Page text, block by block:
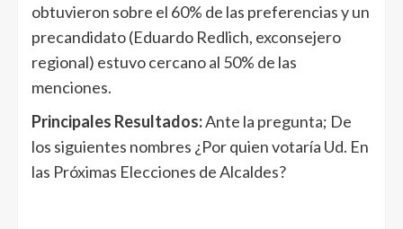
obtuvieron sobre el 60% de las preferencias y un
precandidato (Eduardo Redlich, exconsejero
regional) estuvo cercano al 50% de las
menciones.
Principales Resultados:Ante la pregunta; De
los siguientes nombres ¿Por quien votaría Ud. En
las Próximas Elecciones de Alcaldes?